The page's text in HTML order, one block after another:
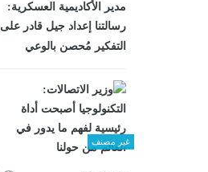
مدير الأكاديمية العسكرية:
رسالتنا إعداد جيل قادر على
التفكير مُحصن بالوعي
غير مصنف